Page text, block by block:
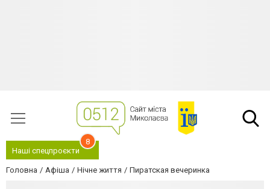
Наші спецпроєкти
8
Головна Афіша Нічне життя Пиратская вечеринка